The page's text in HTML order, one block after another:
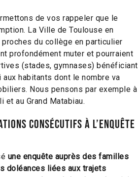
de vos rappeler que le
La Ville de Toulouse en
du collège en particulier
profondément muter et pourraient
(stades, gymnases) bénéficiant
habitants dont le nombre va
Nous pensons par exemple à
et au Grand Matabiau.
consécutifs à l’enquête
une enquête auprès des familles
doléances liées aux trajets